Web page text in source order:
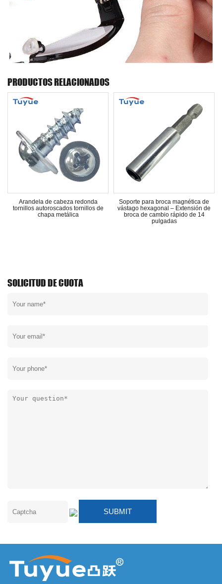
PRODUCTOS RELACIONADOS
Arandela de cabeza redonda
tornillos autoroscados tornillos de
chapa metálica
Soporte para broca magnética de
vástago hexagonal – Extensión de
broca de cambio rápido de 14
pulgadas
SOLICITUD DE CUOTA